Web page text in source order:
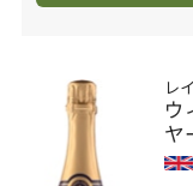
レ
ウ
ヤ